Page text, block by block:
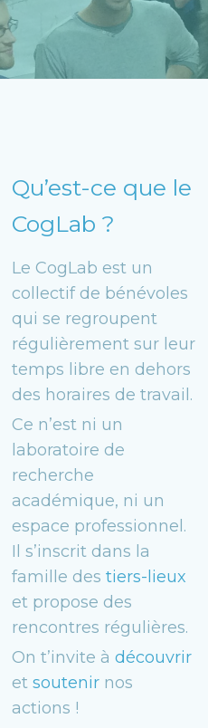
Qu’est-ce que le
CogLab ?
Le CogLab est un
collectif de bénévoles
qui se regroupent
régulièrement sur leur
temps libre en dehors
des horaires de travail.
Ce n’est ni un
laboratoire de
recherche
académique, ni un
espace professionnel.
Il s’inscrit dans la
famille destiers-lieux
et propose des
rencontres régulières.
On t’invite àdécouvrir
etsoutenir nos
actions !